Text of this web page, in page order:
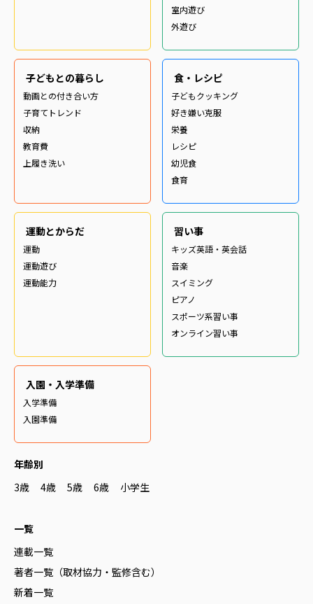
室内遊び
外遊び
子どもとの暮らし
動画との付き合い方
子育てトレンド
収納
教育費
上履き洗い
食・レシピ
子どもクッキング
好き嫌い克服
栄養
レシピ
幼児食
食育
運動とからだ
運動
運動遊び
運動能力
習い事
キッズ英語・英会話
音楽
スイミング
ピアノ
スポーツ系習い事
オンライン習い事
入園・入学準備
入学準備
入園準備
年齢別
3歳
4歳 5歳 6歳 小学生
一覧
連載一覧
著者一覧（取材協力・監修含む）
新着一覧